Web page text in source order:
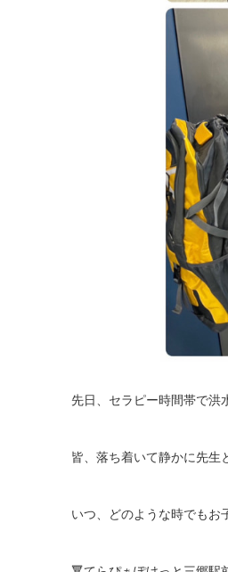
先日、セラピー時間帯で洪
皆、落ち着いて静かに先生
いつ、どのような時でもお